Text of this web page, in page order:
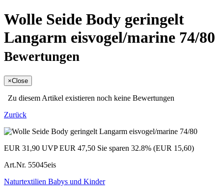
Wolle Seide Body geringelt
Langarm eisvogel/marine 74/80
Bewertungen
×Close
Zu diesem Artikel existieren noch keine Bewertungen
Zurück
EUR 31,90 UVP EUR 47,50 Sie sparen 32.8% (EUR 15,60)
Art.Nr. 55045eis
Naturtextilien Babys und Kinder